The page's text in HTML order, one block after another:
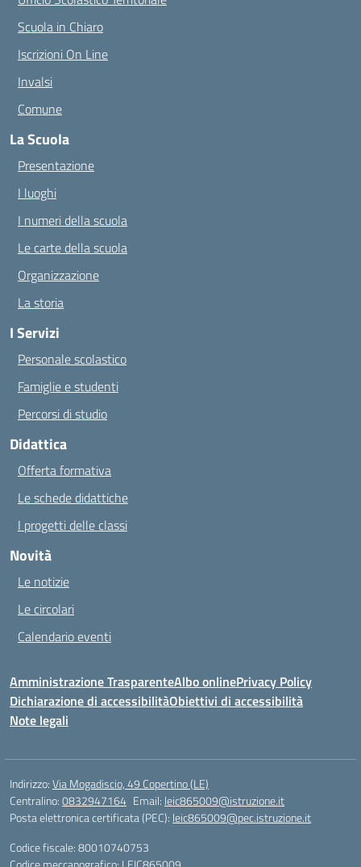
Scuola in Chiaro
Iscrizioni On Line
Invalsi
Comune
La Scuola
Presentazione
I luoghi
I numeri della scuola
Le carte della scuola
Organizzazione
La storia
I Servizi
Personale scolastico
Famiglie e studenti
Percorsi di studio
Didattica
Offerta formativa
Le schede didattiche
I progetti delle classi
Novità
Le notizie
Le circolari
Calendario eventi
Amministrazione TrasparenteAlbo onlinePrivacy Policy
Dichiarazione di accessibilitàObiettivi di accessibilità
Note legali
Indirizzo:Via Mogadiscio, 49 Copertino (LE)
Centralino:0832947164 Email: leic865009@istruzione.it
Posta elettronica certificata (PEC): leic865009@pec.istruzione.it
Codice fiscale: 80010740753